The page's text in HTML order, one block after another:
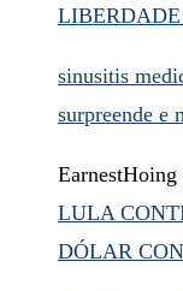
sinusitis
surpreende e
EarnestHoing
LULA
DÓLAR